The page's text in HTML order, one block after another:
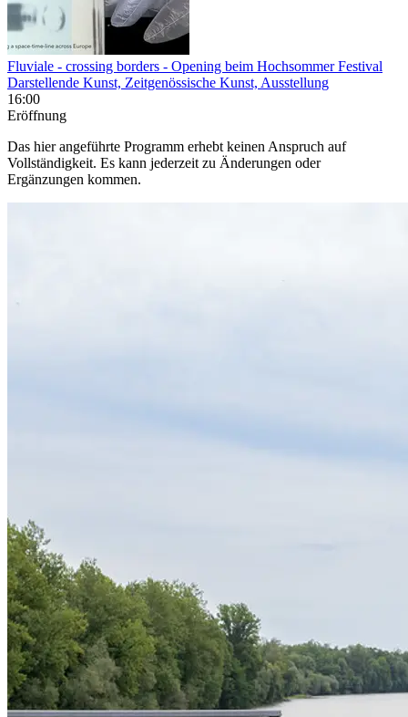
Fluviale - crossing borders - Opening beim Hochsommer Festival
Darstellende Kunst, Zeitgenössische Kunst, Ausstellung
16:00
Eröffnung
Das hier angeführte Programm erhebt keinen Anspruch auf
Vollständigkeit. Es kann jederzeit zu Änderungen oder
Ergänzungen kommen.